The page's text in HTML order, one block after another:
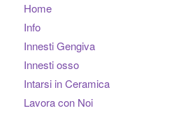
Home
Info
Innesti Gengiva
Innesti osso
Intarsi in Ceramica
Lavora con Noi